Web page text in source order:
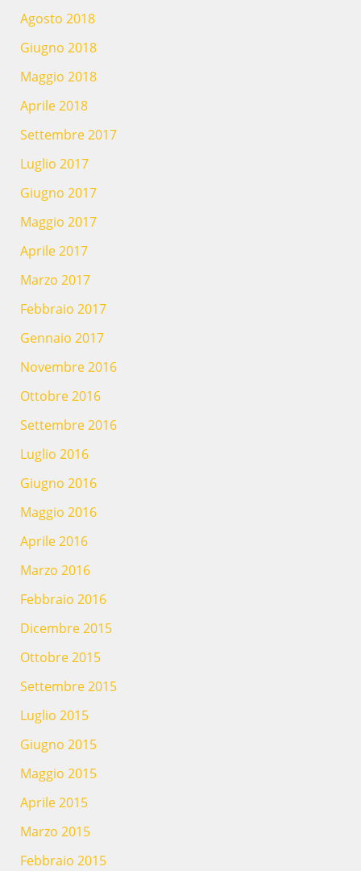
Agosto 2018
Giugno 2018
Maggio 2018
Aprile 2018
Settembre 2017
Luglio 2017
Giugno 2017
Maggio 2017
Aprile 2017
Marzo 2017
Febbraio 2017
Gennaio 2017
Novembre 2016
Ottobre 2016
Settembre 2016
Luglio 2016
Giugno 2016
Maggio 2016
Aprile 2016
Marzo 2016
Febbraio 2016
Dicembre 2015
Ottobre 2015
Settembre 2015
Luglio 2015
Giugno 2015
Maggio 2015
Aprile 2015
Marzo 2015
Febbraio 2015